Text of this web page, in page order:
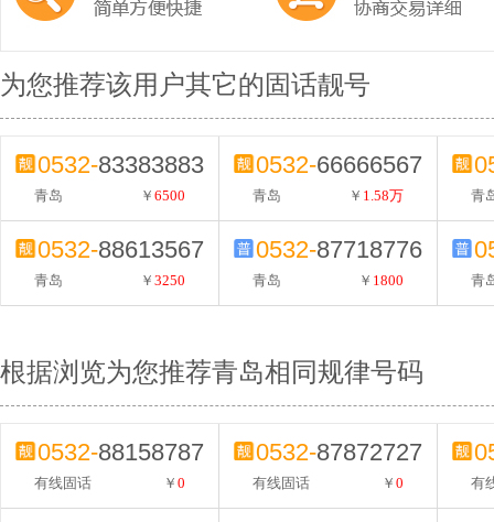
为您推荐该用户其它的固话靓号
0532-83383883
青岛 ￥6500
0532-66666567
青岛 ￥ 1.58万 青
0532-88613567
青岛 ￥3250
0532-87718776
青岛 ￥ 1800 青
根据浏览为您推荐青岛相同规律号码
0532-88158787
有线固话 ￥0
0532-87872727
有线固话 ￥0 有